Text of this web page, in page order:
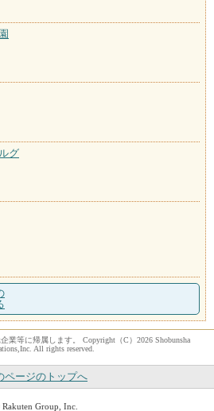
グ
業等に帰属します。 Copyright（C）2026 Shobunsha
All rights reserved.
ページのトップへ
Group, Inc.